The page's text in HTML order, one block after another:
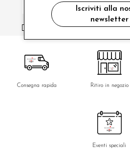
ho letto ed accettato le condizioni sulla
Consegna rapida Ritiro in negozio
Eventi speciali
Iscriviti alla
newsletter